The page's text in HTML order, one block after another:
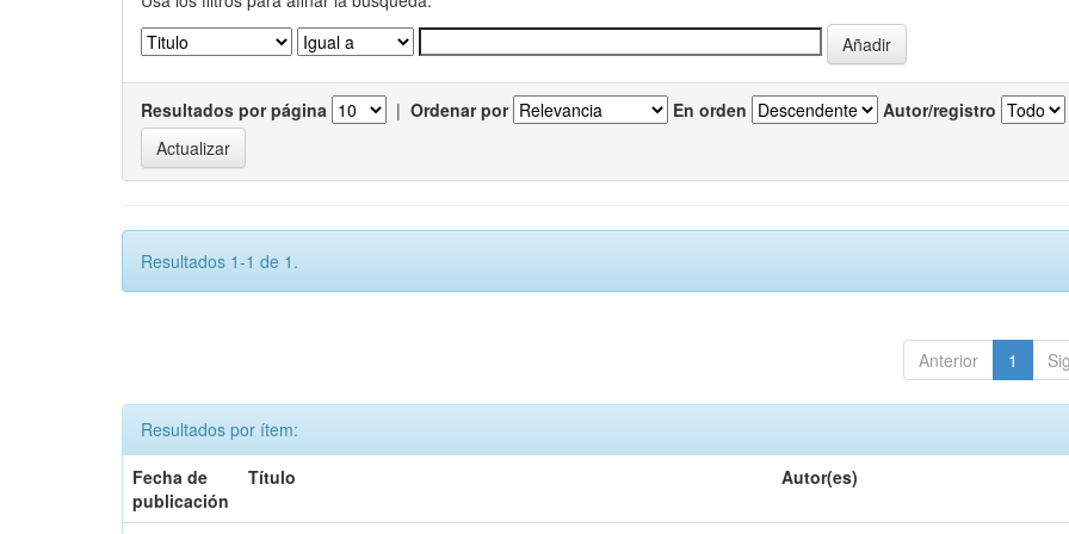
Resultados por página | Ordenar por En orden Autor/registro
Resultados 1-1 de 1.
Anterior 1
Resultados por ítem:
Fecha de
publicación
Título Autor(es)